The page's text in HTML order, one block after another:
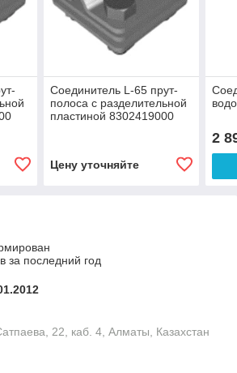
Соединитель L-65 прут-
полоса с разделительной
пластиной 8302419000
Цену уточняйте
2
за последний год
22, каб. 4, Алматы, Казахстан